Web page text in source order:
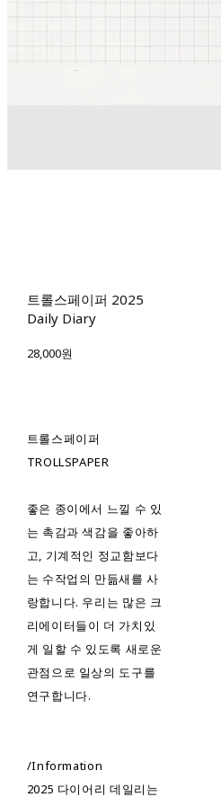
트롤스페이퍼 2025
Daily Diary
28,000원
트롤스페이퍼
TROLLSPAPER
좋은 종이에서 느낄 수 있
는 촉감과 색감을 좋아하
고, 기계적인 정교함보다
는 수작업의 만듦새를 사
랑합니다. 우리는 많은 크
리에이터들이 더 가치있
게 일할 수 있도록 새로운
관점으로 일상의 도구를
연구합니다.
/Information
2025 다이어리 데일리는